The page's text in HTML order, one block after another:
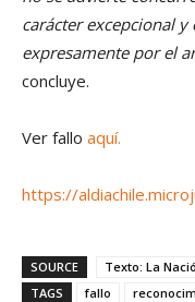
carácter excepcional
expresamente por el
concluye.
Ver fallo aquí.
https://
SOURCE
Texto: La
TAGS
fallo